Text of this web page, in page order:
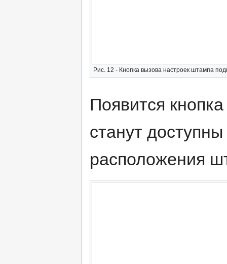
Рис. 12 - Кнопка вызова настроек штампа
Появится
станут
расположения